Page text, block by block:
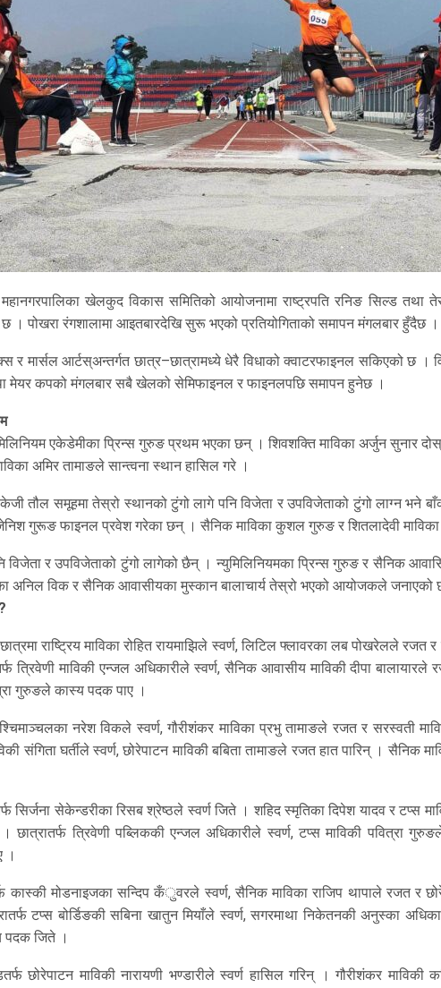
महानगरपालिका खेलकुद विकास समितिको आयोजनामा राष्ट्रपति रनिङ सिल्ड तथा
छ । पोखरा रंगशालामा आइतबारदेखि सुरू भएको प्रतियोगिताको समापन मंगलबार हुँदैछ ।
र मार्सल आर्टस्अन्तर्गत छात्र–छात्रामध्ये धेरै विधाको क्वाटरफाइनल सकिएको छ ।
मेयर कपको मंगलबार सबै खेलको सेमिफाइनल र फाइनलपछि समापन हुनेछ ।
एकेडेमीका प्रिन्स गुरुङ प्रथम भएका छन् । शिवशक्ति माविका अर्जुन सुनार
अमिर तामाङले सान्त्वना स्थान हासिल गरे ।
तौल समूहमा तेस्रो स्थानको टुंगो लागे पनि विजेता र उपविजेताको टुंगो लाग्न भने
जेनिश गुरूङ फाइनल प्रवेश गरेका छन् । सैनिक माविका कुशल गुरुङ र शितलादेवी माविका
र उपविजेताको टुंगो लागेको छैन् । न्युमिलिनियमका प्रिन्स गुरुङ र सैनिक
अनिल विक र सैनिक आवासीयका मुस्कान बालाचार्य तेस्रो भएको आयोजकले जनाएको
राष्ट्रिय माविका रोहित रायमाझिले स्वर्ण, लिटिल फ्लावरका लब पोखरेलले रजत
त्रिवेणी माविकी एन्जल अधिकारीले स्वर्ण, सैनिक आवासीय माविकी दीपा
गुरुङले कास्य पदक पाए ।
नरेश विकले स्वर्ण, गौरीशंकर माविका प्रभु तामाङले रजत र सरस्वती
संगिता घर्तीले स्वर्ण, छोरेपाटन माविकी बबिता तामाङले रजत हात पारिन् । सैनिक
सिर्जना सेकेन्डरीका रिसब श्रेष्ठले स्वर्ण जिते । शहिद स्मृतिका दिपेश यादव र टप्स
छात्रातर्फ त्रिवेणी पब्लिककी एन्जल अधिकारीले स्वर्ण, टप्स माविकी पवित्रा
।
कास्की मोडनाइजका सन्दिप कँुवरले स्वर्ण, सैनिक माविका राजिप थापाले रजत र
टप्स बोर्डिङकी सबिना खातुन मियाँले स्वर्ण, सगरमाथा निकेतनकी अनुस्का
पदक जिते ।
छोरेपाटन माविकी नारायणी भण्डारीले स्वर्ण हासिल गरिन् । गौरीशंकर माविकी